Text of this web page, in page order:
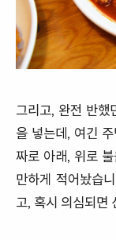
그리고, 완전 반했
을 넣는데, 여긴
짜로 아래, 위로
만하게 적어놨습
고, 혹시 의심되면